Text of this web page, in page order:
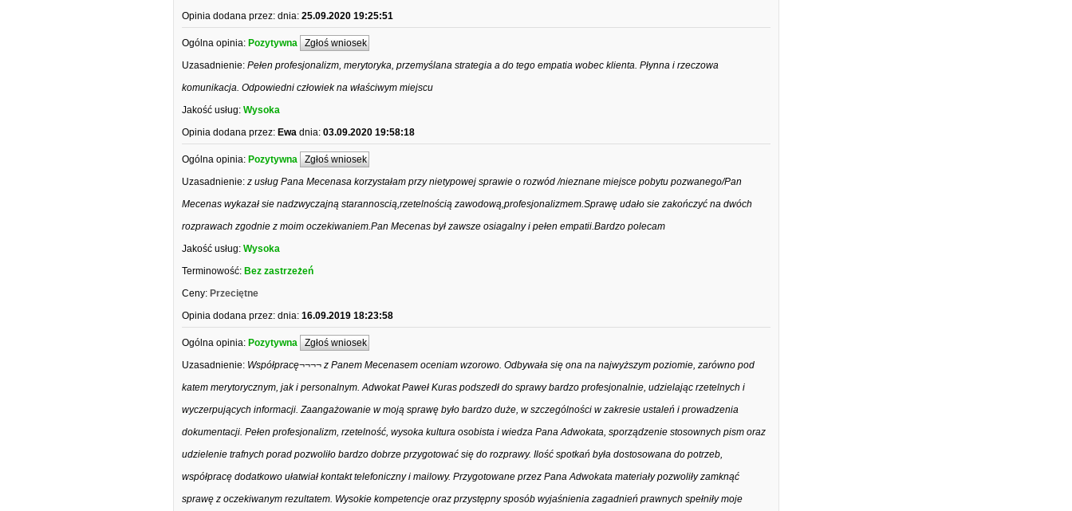
Opinia dodana przez: dnia: 25.09.2020 19:25:51
Ogólna opinia: Pozytywna Zgłoś wniosek
Uzasadnienie: Pełen profesjonalizm, merytoryka, przemyślana strategia a do tego empatia wobec klienta. Płynna i rzeczowa
komunikacja. Odpowiedni człowiek na właściwym miejscu
Jakość usług: Wysoka
Opinia dodana przez: Ewa dnia: 03.09.2020 19:58:18
Ogólna opinia: Pozytywna Zgłoś wniosek
Uzasadnienie: z usług Pana Mecenasa korzystałam przy nietypowej sprawie o rozwód /nieznane miejsce pobytu pozwanego/Pan
Mecenas wykazał sie nadzwyczajną starannoscią,rzetelnością zawodową,profesjonalizmem.Sprawę udało sie zakończyć na dwóch
rozprawach zgodnie z moim oczekiwaniem.Pan Mecenas był zawsze osiagalny i pełen empatii.Bardzo polecam
Jakość usług: Wysoka
Terminowość: Bez zastrzeżeń
Ceny: Przeciętne
Opinia dodana przez: dnia: 16.09.2019 18:23:58
Ogólna opinia: Pozytywna Zgłoś wniosek
Uzasadnienie: Współpracę¬¬¬¬ z Panem Mecenasem oceniam wzorowo. Odbywała się ona na najwyższym poziomie, zarówno pod
katem merytorycznym, jak i personalnym. Adwokat Paweł Kuras podszedł do sprawy bardzo profesjonalnie, udzielając rzetelnych i
wyczerpujących informacji. Zaangażowanie w moją sprawę było bardzo duże, w szczególności w zakresie ustaleń i prowadzenia
dokumentacji. Pełen profesjonalizm, rzetelność, wysoka kultura osobista i wiedza Pana Adwokata, sporządzenie stosownych pism oraz
udzielenie trafnych porad pozwoliło bardzo dobrze przygotować się do rozprawy. Ilość spotkań była dostosowana do potrzeb,
współpracę dodatkowo ułatwiał kontakt telefoniczny i mailowy. Przygotowane przez Pana Adwokata materiały pozwoliły zamknąć
sprawę z oczekiwanym rezultatem. Wysokie kompetencje oraz przystępny sposób wyjaśnienia zagadnień prawnych spełniły moje